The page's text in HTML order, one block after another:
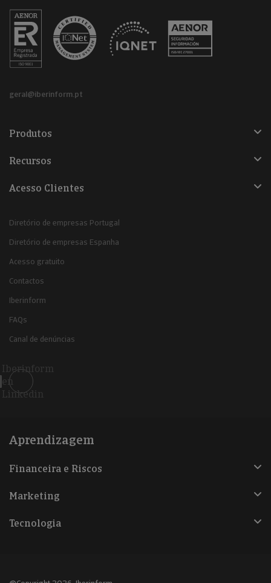
geral@iberinform.pt
Produtos
Recursos
Acesso Clientes
Diretório de empresas Portugal
Diretório de empresas Espanha
Acesso gratuito
Contactos
Iberinform
FAQs
Canal de denúncias
Iberinform
en
Linkedin
Aprendizagem
Financeira e Riscos
Marketing
Tecnologia